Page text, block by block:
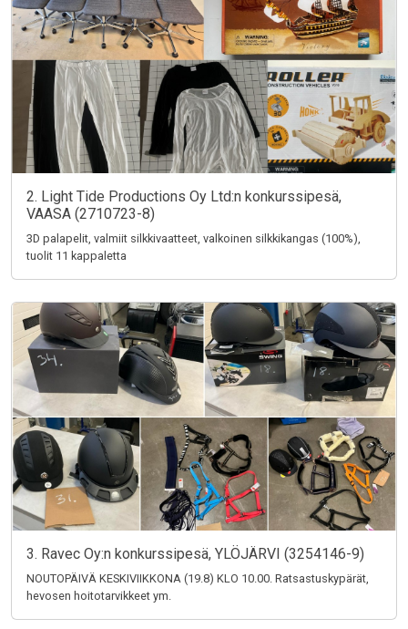
2. Light Tide Productions Oy Ltd:n konkurssipesä,
VAASA (2710723-8)
3D palapelit, valmiit silkkivaatteet, valkoinen silkkikangas (100%),
tuolit 11 kappaletta
3. Ravec Oy:n konkurssipesä, YLÖJÄRVI (3254146-9)
NOUTOPÄIVÄ KESKIVIIKKONA (19.8) KLO 10.00. Ratsastuskypärät,
hevosen hoitotarvikkeet ym.